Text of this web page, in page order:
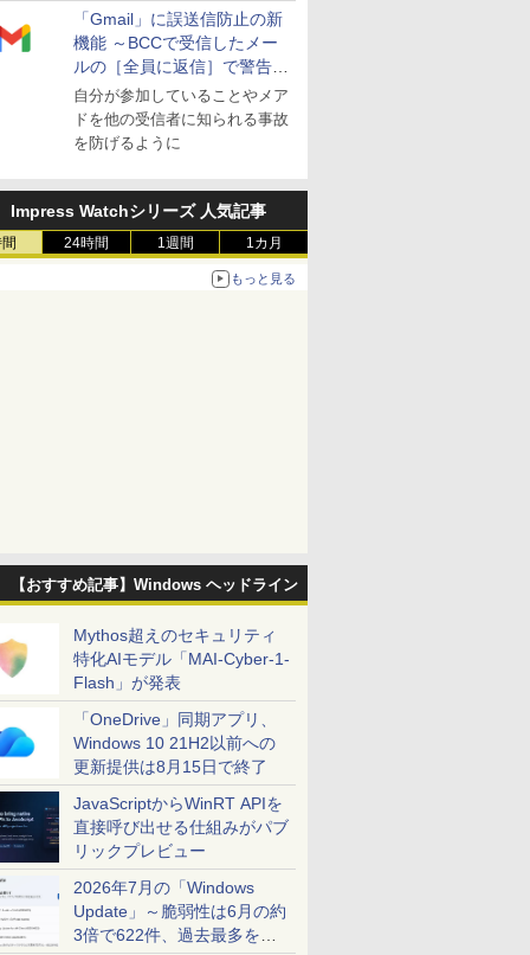
「Gmail」に誤送信防止の新
機能 ～BCCで受信したメー
ルの［全員に返信］で警告を
表示
自分が参加していることやメア
ドを他の受信者に知られる事故
を防げるように
Impress Watchシリーズ 人気記事
24時間 1週間 1カ月
もっと見る
【おすすめ記事】Windows ヘッドライン
Mythos超えのセキュリティ
特化AIモデル「MAI-Cyber-1-
Flash」が発表
「OneDrive」同期アプリ、
Windows 10 21H2以前への
更新提供は8月15日で終了
JavaScriptからWinRT APIを
直接呼び出せる仕組みがパブ
リックプレビュー
2026年7月の「Windows
Update」～脆弱性は6月の約
3倍で622件、過去最多を大